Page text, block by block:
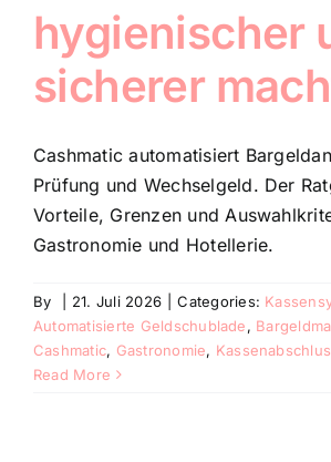
hygienischer
sicherer
Cashmatic automatisiert
Prüfung und Wechselgeld. Der
Vorteile, Grenzen und
Gastronomie und Hotellerie.
By 21. Juli 2026 Categories:
Automatisierte Geldschublade,
Cashmatic, Gastronomie,
Read More